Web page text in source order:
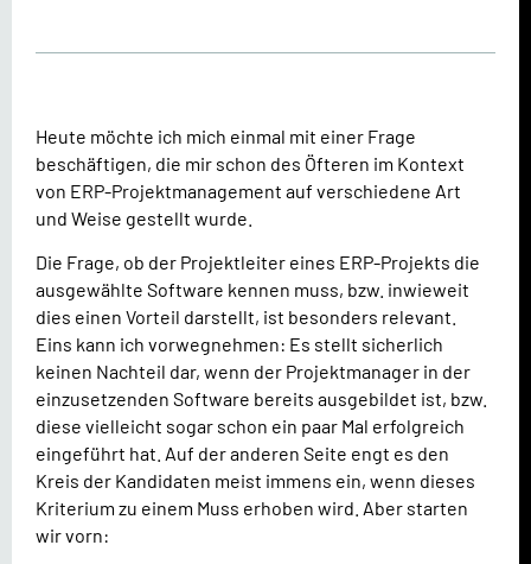
Heute möchte ich mich einmal mit einer Frage
beschäftigen, die mir schon des Öfteren im Kontext
von ERP-Projektmanagement auf verschiedene Art
und Weise gestellt wurde.
Die Frage, ob der Projektleiter eines ERP-Projekts die
ausgewählte Software kennen muss, bzw. inwieweit
dies einen Vorteil darstellt, ist besonders relevant.
Eins kann ich vorwegnehmen: Es stellt sicherlich
keinen Nachteil dar, wenn der Projektmanager in der
einzusetzenden Software bereits ausgebildet ist, bzw.
diese vielleicht sogar schon ein paar Mal erfolgreich
eingeführt hat. Auf der anderen Seite engt es den
Kreis der Kandidaten meist immens ein, wenn dieses
Kriterium zu einem Muss erhoben wird. Aber starten
wir vorn: